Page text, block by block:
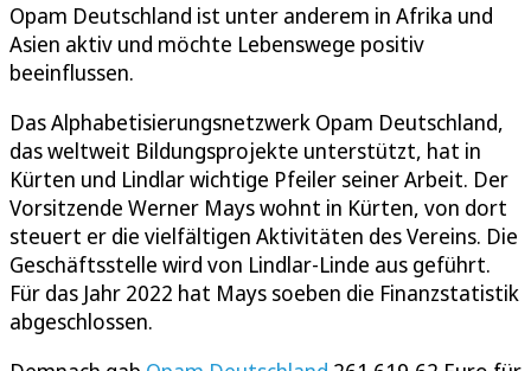
Opam Deutschland ist unter anderem in Afrika und
Asien aktiv und möchte Lebenswege positiv
beeinflussen.
Das Alphabetisierungsnetzwerk Opam Deutschland,
das weltweit Bildungsprojekte unterstützt, hat in
Kürten und Lindlar wichtige Pfeiler seiner Arbeit. Der
Vorsitzende Werner Mays wohnt in Kürten, von dort
steuert er die vielfältigen Aktivitäten des Vereins. Die
Geschäftsstelle wird von Lindlar-Linde aus geführt.
Für das Jahr 2022 hat Mays soeben die Finanzstatistik
abgeschlossen.